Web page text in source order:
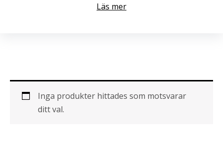
Läs mer
Inga produkter hittades som motsvarar
ditt val.